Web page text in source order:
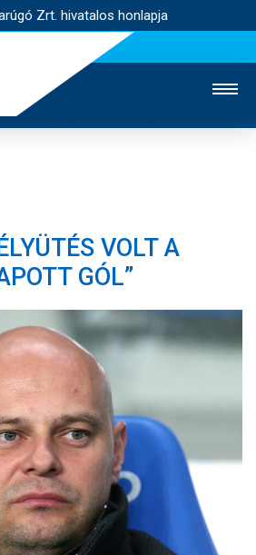
Zrt. hivatalos honlapja
WEBSHOP
STADION
KAPCSOLAT
NYITÓLAP
HÍREK
CSAPATOK
MÉRKŐZÉSEK
KLUB
GALÉRIA
ÉLMÉNYEK
VOLT A
GÓL”